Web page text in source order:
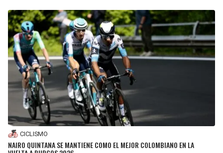
TITANS
COWBOYS
GIANTS
EAGLES
COMMANDERS
CARDINALS
WARRIORS
CLIPPERS
LAKERS
SUNS
KINGS
MAVERICKS
CICLISMO
NAIRO QUINTANA SE MANTIENE COMO EL MEJOR COLOMBIANO EN LA